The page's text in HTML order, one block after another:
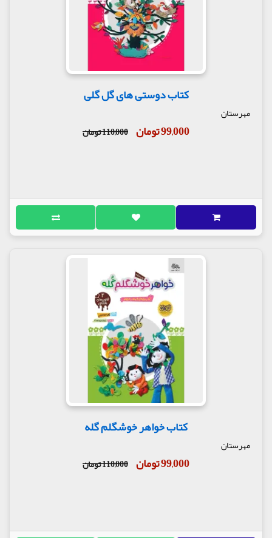
کتاب دوستی های گل گلی
مهرستان
99,000 تومان 110,000 تومان
کتاب خواهر خوشگلم گله
مهرستان
99,000 تومان 110,000 تومان